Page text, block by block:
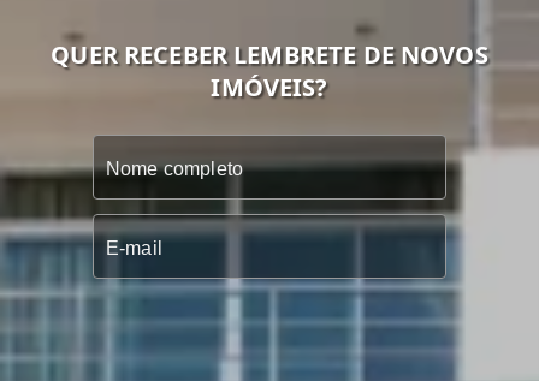
QUER RECEBER LEMBRETE DE NOVOS
IMÓVEIS?